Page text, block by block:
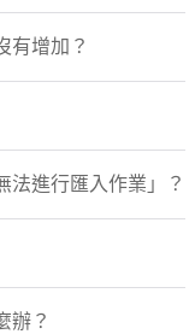
有增加？
法進行匯入作業」？
辦？